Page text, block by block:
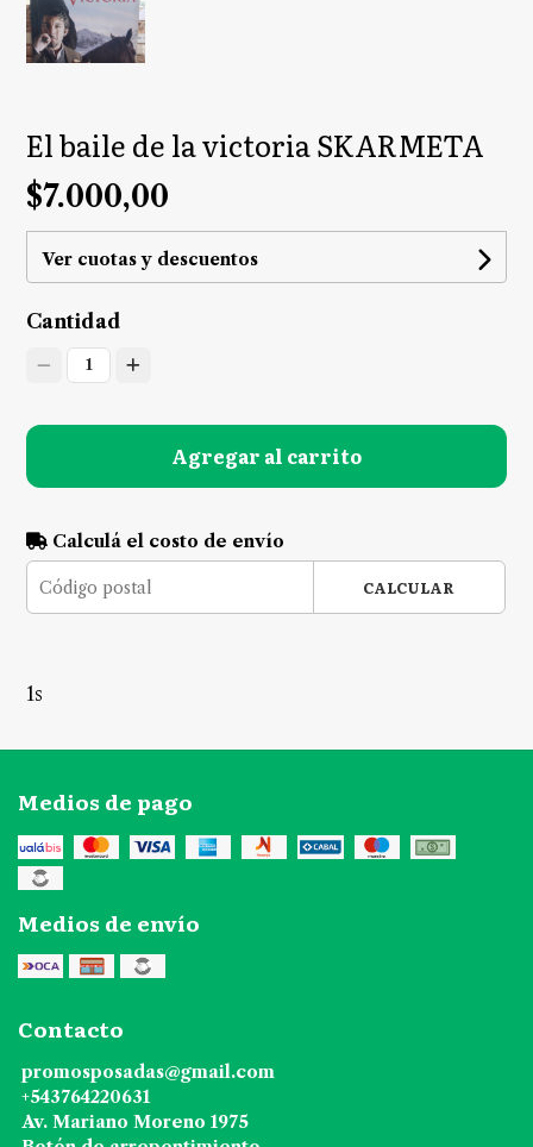
El baile de la victoria SKARMETA
$7.000,00
Ver cuotas y descuentos
Cantidad
1
Agregar al carrito
Calculá el costo de envío
CALCULAR
1s
Medios de pago
Medios de envío
Contacto
promosposadas@gmail.com
+543764220631
Av. Mariano Moreno 1975